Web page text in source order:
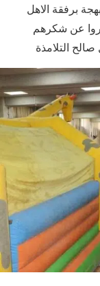
برفقة الاهل
عن شكرهم